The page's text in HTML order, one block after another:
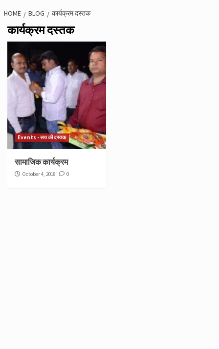
HOME BLOG कार्यक्रम दस्तक
कार्यक्रम दस्तक
Events - सच की दस्तक
सामाजिक कार्यक्रम
October 4, 2018 0